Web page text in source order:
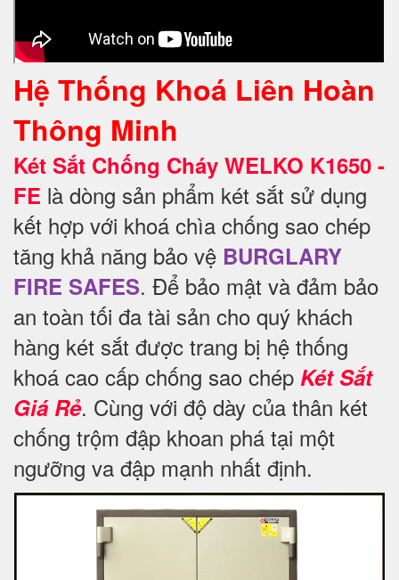
Hệ Thống Khoá Liên Hoàn
Thông Minh
Két Sắt Chống Cháy WELKO K1650 -
FE là dòng sản phẩm két sắt sử dụng
kết hợp với khoá chìa chống sao chép
tăng khả năng bảo vệ BURGLARY
FIRE SAFES. Để bảo mật và đảm bảo
an toàn tối đa tài sản cho quý khách
hàng két sắt được trang bị hệ thống
khoá cao cấp chống sao chép Két Sắt
Giá Rẻ. Cùng với độ dày của thân két
chống trộm đập khoan phá tại một
ngưỡng va đập mạnh nhất định.